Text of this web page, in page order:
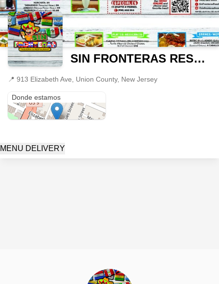
SIN FRONTERAS RESTAURANTE
📍 913 Elizabeth Ave, Union County, New Jersey
Donde estamos
MENU DELIVERY